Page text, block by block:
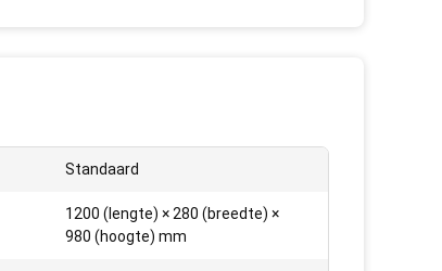
Standaard
1200 (lengte) × 280 (breedte) ×
980 (hoogte) mm